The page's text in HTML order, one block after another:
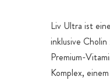
Liv Ultra ist
inklusive
Premium-
Komplex,